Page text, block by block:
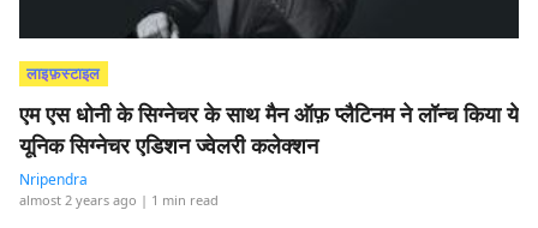
लाइफ़स्टाइल
एम एस धोनी के सिग्नेचर के साथ मैन ऑफ़ प्लैटिनम ने लॉन्च किया ये
यूनिक सिग्नेचर एडिशन ज्वेलरी कलेक्शन
Nripendra
almost 2 years ago | 1 min read